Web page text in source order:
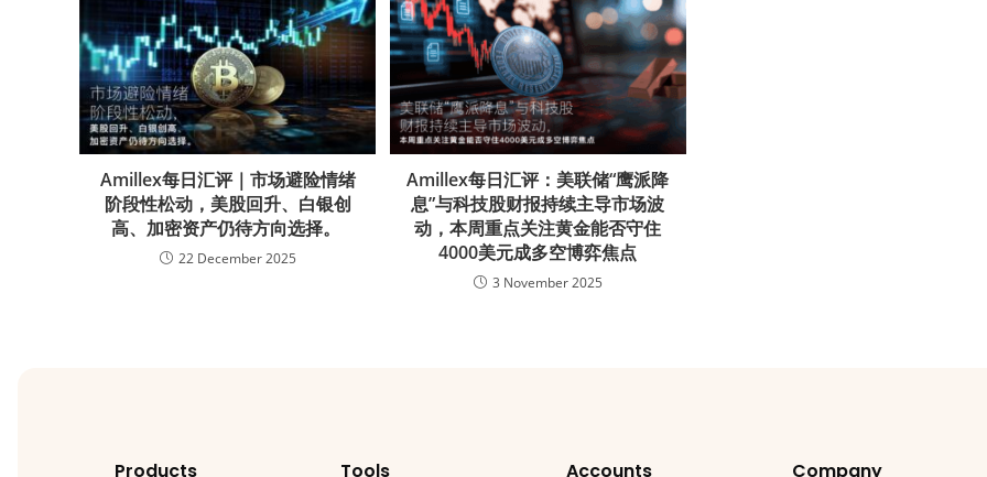
Amillex每日汇评｜市场避险情绪
阶段性松动，美股回升、白银创
高、加密资产仍待方向选择。
22 December 2025
Amillex每日汇评：美联储“鹰派降
息”与科技股财报持续主导市场波
动，本周重点关注黄金能否守住
4000美元成多空博弈焦点
3 November 2025
Products Tools Accounts Company